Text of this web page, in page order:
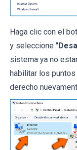
Haga clic con el
y seleccione "
sistema ya no
habilitar los
derecho